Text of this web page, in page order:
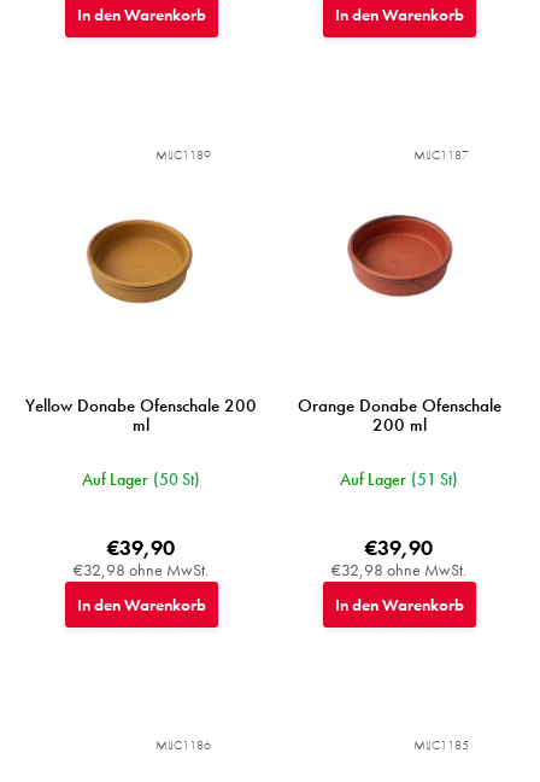
In den Warenkorb In den Warenkorb
Yellow Donabe Ofenschale 200
ml
Auf Lager (50 St)
€32,98 ohne MwSt.
€39,90
In den Warenkorb
MIJC1189
Orange Donabe Ofenschale
200 ml
Auf Lager (51 St)
€32,98 ohne MwSt.
€39,90
In den Warenkorb
MIJC1187
MIJC1186 MIJC1185